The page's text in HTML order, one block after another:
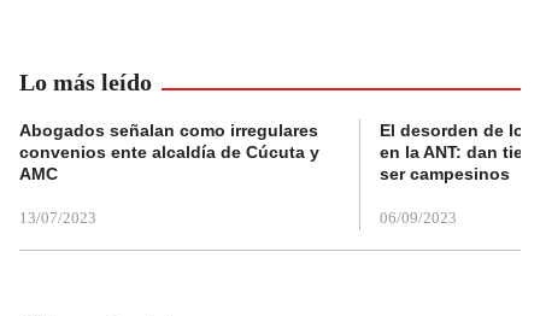
Lo más leído
Abogados señalan como irregulares
convenios ente alcaldía de Cúcuta y
AMC
13/07/2023
El desorden de
en la ANT: dan
ser campesinos
06/09/2023